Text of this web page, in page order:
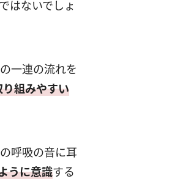
はないでしょ
一連の流れを
組みやすい
呼吸の音に耳
うに意識する